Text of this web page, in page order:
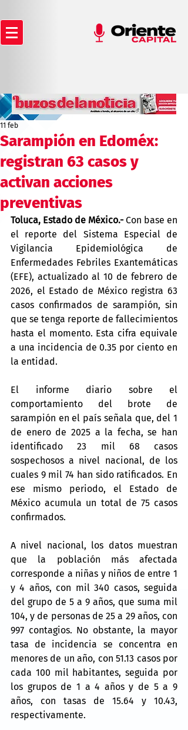
Sarampión en Edoméx:
registran 63 casos y
activan acciones
preventivas
11 feb
Toluca, Estado de México.- Con base en
el reporte del Sistema Especial de
Vigilancia Epidemiológica de
Enfermedades Febriles Exantemáticas
(EFE), actualizado al 10 de febrero de
2026, el Estado de México registra 63
casos confirmados de sarampión, sin
que se tenga reporte de fallecimientos
hasta el momento. Esta cifra equivale
a una incidencia de 0.35 por ciento en
la entidad.
El informe diario sobre el
comportamiento del brote de
sarampión en el país señala que, del 1
de enero de 2025 a la fecha, se han
identificado 23 mil 68 casos
sospechosos a nivel nacional, de los
cuales 9 mil 74 han sido ratificados. En
ese mismo periodo, el Estado de
México acumula un total de 75 casos
confirmados.
A nivel nacional, los datos muestran
que la población más afectada
corresponde a niñas y niños de entre 1
y 4 años, con mil 340 casos, seguida
del grupo de 5 a 9 años, que suma mil
104, y de personas de 25 a 29 años, con
997 contagios. No obstante, la mayor
tasa de incidencia se concentra en
menores de un año, con 51.13 casos por
cada 100 mil habitantes, seguida por
los grupos de 1 a 4 años y de 5 a 9
años, con tasas de 15.64 y 10.43,
respectivamente.